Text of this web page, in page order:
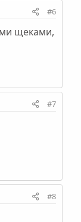
#6
щеками,
#7
#8